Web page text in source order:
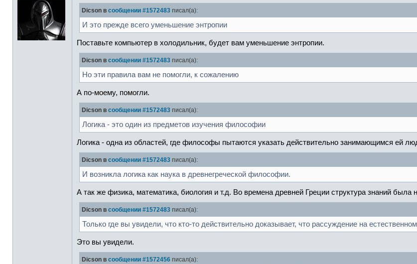
Dicson в сообщении #1572483 писал(а):
И это прежде всего уменьшение энтропии
Поставьте компьютер в холодильник, будет вам уменьшение энтропии.
Dicson в сообщении #1572483 писал(а):
Но эти правила вам не помогли, к сожалению
А по-моему, помогли.
Dicson в сообщении #1572483 писал(а):
Логика - это один из предметов изучения философии
Логика - одна из областей, где философы пытаются указать действительно занимающимся ей
Dicson в сообщении #1572483 писал(а):
И возникла логика как наука в древнегреческой философии.
А так же физика, математика, биология и т.д. Во времена древней Греции структура знаний
Dicson в сообщении #1572483 писал(а):
Только где вы увидели, что кто-то действительно доказывает, что рассуждение на
Это вы увидели.
Dicson в сообщении #1572456 писал(а):